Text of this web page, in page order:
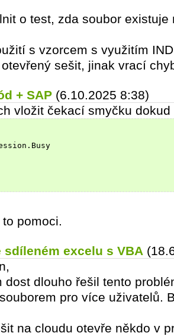
o test, zda soubor existuje
s vzorcem s využitím
sešit, jinak vrací
+ SAP (6.10.2025 8:38)
vložit čekací smyčku
pomoci.
sdíleném excelu s VBA
dost dlouho řešil tento
pro více uživatelů.
na cloudu otevře někdo v